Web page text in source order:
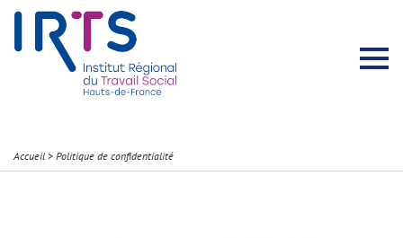
Accueil > Politique de confidentialité